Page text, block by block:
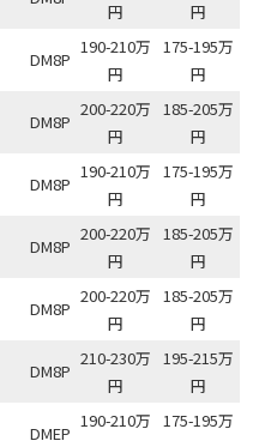
円
円
DM8P
190-210万
円
175-195万
円
DM8P
200-220万
円
185-205万
円
DM8P
190-210万
円
175-195万
円
DM8P
200-220万
円
185-205万
円
DM8P
200-220万
円
185-205万
円
DM8P
210-230万
円
195-215万
円
DMEP
190-210万
175-195万